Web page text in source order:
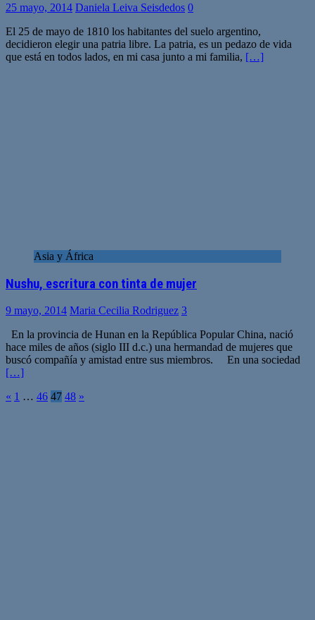
25 mayo, 2014 Daniela Leiva Seisdedos 0
El 25 de mayo de 1810 los habitantes del suelo argentino,
decidieron elegir una patria libre. La patria, es un pedazo de vida
que está en todos lados, en mi casa junto a mi familia, […]
Asia y África
Nushu, escritura con tinta de mujer
9 mayo, 2014 Maria Cecilia Rodriguez 3
En la provincia de Hunan en la República Popular China, nació
hace miles de años (siglo III d.c.) una hermandad de mujeres que
buscó compañía y amistad entre sus miembros. En una sociedad
[…]
Paginación
« 1 … 46 47 48 »